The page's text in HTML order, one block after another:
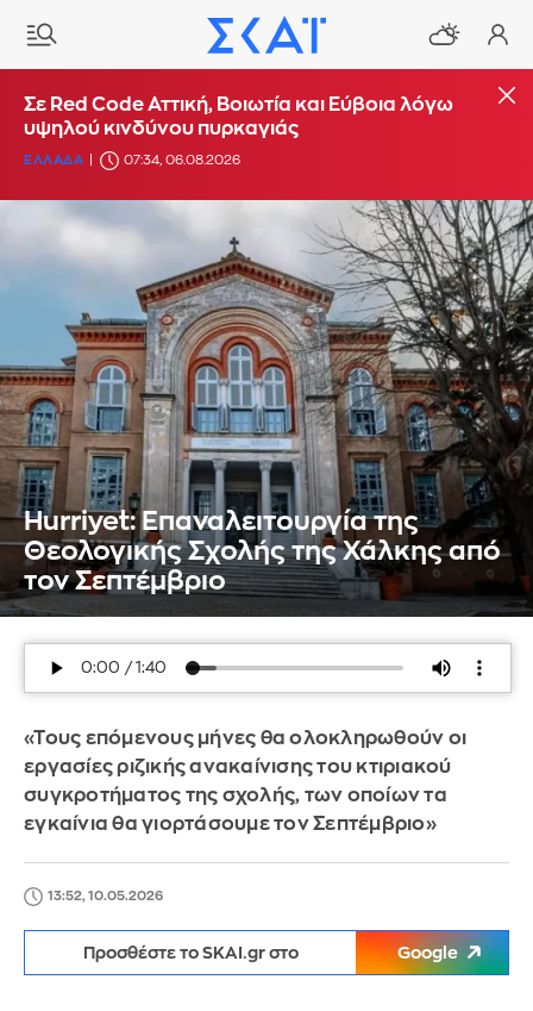
Σε Red Code Αττική, Βοιωτία και Εύβοια λόγω
υψηλού κινδύνου πυρκαγιάς
ΕΛΛΑΔΑ 07:34, 06.08.2026
Hurriyet: Επαναλειτουργία της
Θεολογικής Σχολής της Χάλκης από
τον Σεπτέμβριο
«Τους επόμενους μήνες θα ολοκληρωθούν οι
εργασίες ριζικής ανακαίνισης του κτιριακού
συγκροτήματος της σχολής, των οποίων τα
εγκαίνια θα γιορτάσουμε τον Σεπτέμβριο»
13:52, 10.05.2026
Προσθέστε το SKAI.gr στο Google